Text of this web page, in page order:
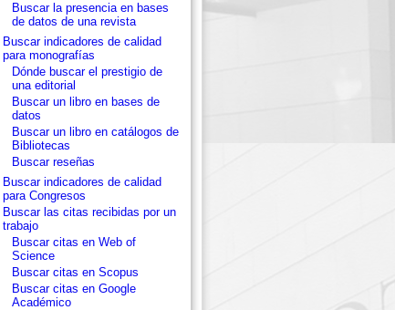
Buscar la presencia en bases
de datos de una revista
Buscar indicadores de calidad
para monografías
Dónde buscar el prestigio de
una editorial
Buscar un libro en bases de
datos
Buscar un libro en catálogos de
Bibliotecas
Buscar reseñas
Buscar indicadores de calidad
para Congresos
Buscar las citas recibidas por un
trabajo
Buscar citas en Web of
Science
Buscar citas en Scopus
Buscar citas en Google
Académico